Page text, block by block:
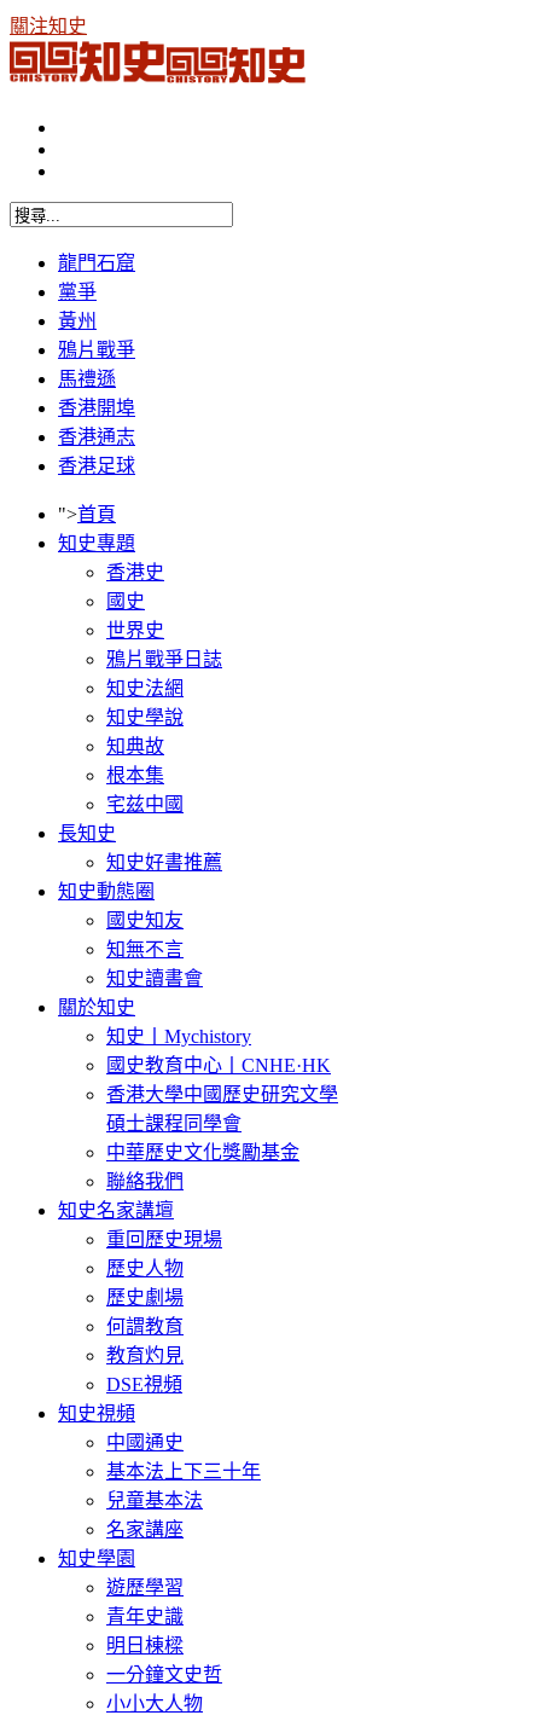
關注知史
龍門石窟
黨爭
黃州
鴉片戰爭
馬禮遜
香港開埠
香港通志
香港足球
">首頁
知史專題
香港史
國史
世界史
鴉片戰爭日誌
知史法網
知史學說
知典故
根本集
宅兹中國
長知史
知史好書推薦
知史動態圈
國史知友
知無不言
知史讀書會
關於知史
知史丨Mychistory
國史教育中心丨CNHE·HK
香港大學中國歷史研究文學
碩士課程同學會
中華歷史文化獎勵基金
聯絡我們
知史名家講壇
重回歷史現場
歷史人物
歷史劇場
何謂教育
教育灼見
DSE視頻
知史視頻
中國通史
基本法上下三十年
兒童基本法
名家講座
知史學園
遊歷學習
青年史識
明日棟樑
一分鐘文史哲
小小大人物